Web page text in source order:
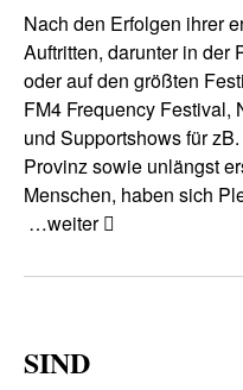
Nach den Erfolgen ihrer
Auftritten, darunter in der
oder auf den größten
FM4 Frequency Festival,
und Supportshows für
Provinz sowie unlängst
Menschen, haben sich
…weiter
SIND